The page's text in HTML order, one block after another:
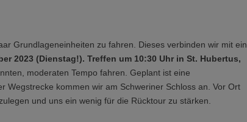
Grundlageneinheiten zu fahren. Dieses verbinden wir mit
2023 (Dienstag!). Treffen um 10:30 Uhr in St. Hubertus,
moderaten Tempo fahren. Geplant ist eine
Wegstrecke kommen wir am Schweriner Schloss an. Vor Ort
und uns ein wenig für die Rücktour zu stärken.